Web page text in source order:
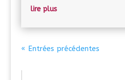
lire plus
« Entrées précédentes